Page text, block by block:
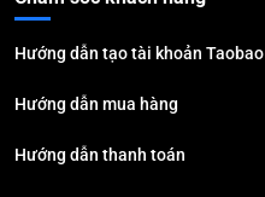
Hướng dẫn tạo tài khoản Taobao
Hướng dẫn mua hàng
Hướng dẫn thanh toán